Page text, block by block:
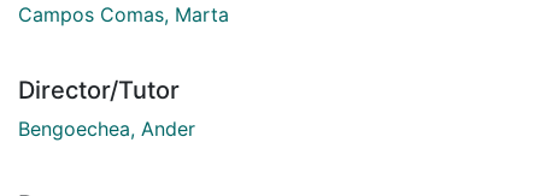
Campos Comas, Marta
Director/Tutor
Bengoechea, Ander